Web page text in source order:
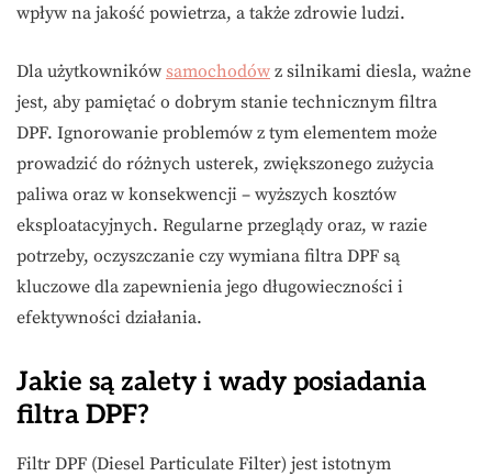
wpływ na jakość powietrza, a także zdrowie ludzi.
Dla użytkowników samochodów z silnikami diesla, ważne
jest, aby pamiętać o dobrym stanie technicznym filtra
DPF. Ignorowanie problemów z tym elementem może
prowadzić do różnych usterek, zwiększonego zużycia
paliwa oraz w konsekwencji – wyższych kosztów
eksploatacyjnych. Regularne przeglądy oraz, w razie
potrzeby, oczyszczanie czy wymiana filtra DPF są
kluczowe dla zapewnienia jego długowieczności i
efektywności działania.
Jakie są zalety i wady posiadania
filtra DPF?
Filtr DPF (Diesel Particulate Filter) jest istotnym